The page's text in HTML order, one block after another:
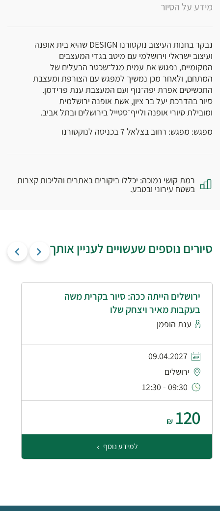
מידע על הסיור
נבקר בחנות העיצוב נוקטורנו DESIGN שהיא בית אופנה
ועיצוב ישראלי וירושלמי עם מיטב בגדי המעצבים
המקומיים, נפגוש את עמית מגל־שכטר הבעלים של
המתחם, ולאחר מכן נמשיך למפגש עם הצורפת ומעצבת
התכשיטים אפרת יפה־נוף ועם המעצבת ענת פרידמן.
סיור בהדרכת יעל בר ציון, אשת אופנה ירושלמית
ומובילת סיורי אופנה ולייף־סטייל בירושלים ובתל אביב.
מפגש: מפגש: רחוב בצלאל 7 בכניסה לנוקטורנו
רמת קושי נמוכה: יכללו ביקורים באתרים והליכות קצרות
בשטח עירוני ובטבע.
סיורים נוספים שעשויים לעניין אותך
ירושלים הייתה ככה: סיור בקרית משה
בעקבות מאיר ויצחק שלו
ענת הופמן
09.04.2027
ירושלים
09:30 - 12:30
120
₪
למידע נוסף